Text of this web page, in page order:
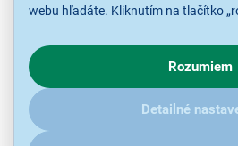
webu hľadáte. Kliknutím na tlačítko
o chovaní na webe pre zobrazovaní
V prípade že vás zaujímajú detaily,
ďalšími údaji pracujeme, kliknitesem.
Rozumiem
Detailné
Očakávame od 10.8.
154,90 €